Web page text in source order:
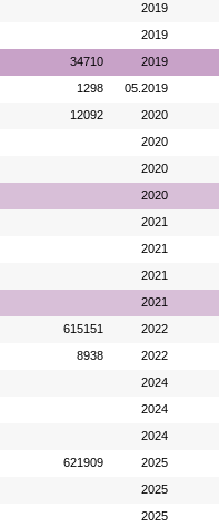
2019
2019
34710 2019
1298 05.2019
12092 2020
2020
2020
2020
2021
2021
2021
2021
615151 2022
8938 2022
2024
2024
2024
621909 2025
2025
2025